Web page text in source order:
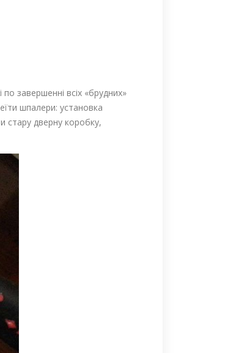
завершенні всіх «брудних»
шпалери: установка
стару дверну коробку,